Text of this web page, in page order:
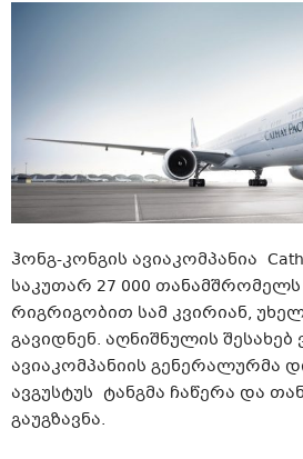
ჰონგ-კონგის ავიაკომპანია
საკუთარ 27 000
რიგრიგობით სამ კვირიან,
გავიდნენ. აღნიშნულის
ავიაკომპანიის გენერალურმა
ავგუსტუს ტანგმა ჩაწერა და
გაუგზავნა.